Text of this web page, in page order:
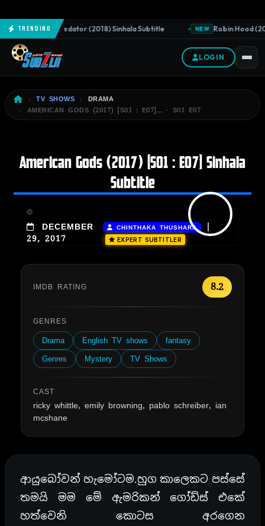
Trending
NEW The Predator (2018) Sinhala Subtitle NEW Robin Hood
LOGIN
TV SHOWS
DRAMA
AMERICAN GODS (2017) [S01 : E07]… · S01 E07
American Gods (2017) [S01 : E07] Sinhala
Subtitle
DECEMBER
29, 2017
CHINTHAKA THUSHARA |
EXPERT SUBTITLER
IMDB RATING 8.2
GENRES
Drama English TV shows
fantasy
Genres
Mystery TV Shows
CAST
ricky whittle, emily browning, pablo schreiber, ian
mcshane
ආයුබෝවන් හැමෝටම.හුග කාලෙකට පස්සේ
තමයි මම මේ ඇමරිකන් ගෝඩ්ස් එකේ
හත්වෙනි කොටස අරගෙන